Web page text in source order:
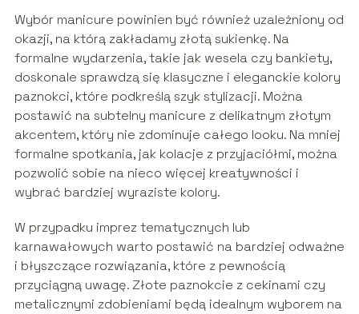
Wybór manicure powinien być również uzależniony od
okazji, na którą zakładamy złotą sukienkę. Na
formalne wydarzenia, takie jak wesela czy bankiety,
doskonale sprawdzą się klasyczne i eleganckie kolory
paznokci, które podkreślą szyk stylizacji. Można
postawić na subtelny manicure z delikatnym złotym
akcentem, który nie zdominuje całego looku. Na mniej
formalne spotkania, jak kolacje z przyjaciółmi, można
pozwolić sobie na nieco więcej kreatywności i
wybrać bardziej wyraziste kolory.
W przypadku imprez tematycznych lub
karnawałowych warto postawić na bardziej odważne
i błyszczące rozwiązania, które z pewnością
przyciągną uwagę. Złote paznokcie z cekinami czy
metalicznymi zdobieniami będą idealnym wyborem na